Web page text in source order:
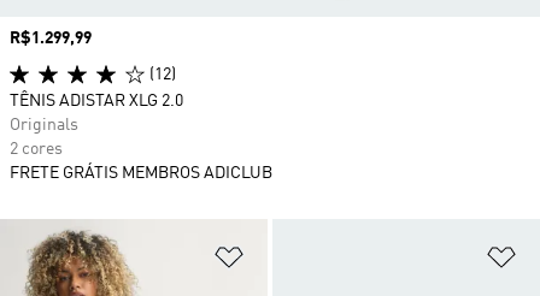
Preço
R$1.299,99
(12)
TÊNIS ADISTAR XLG 2.0
Originals
2 cores
FRETE GRÁTIS MEMBROS ADICLUB